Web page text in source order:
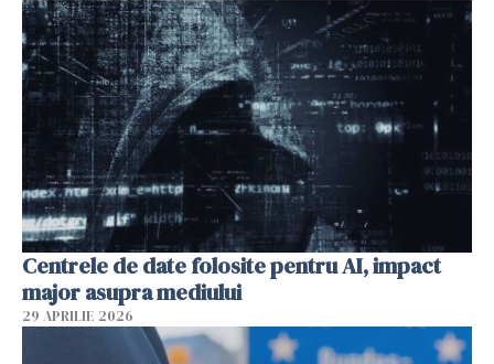
Centrele de date folosite pentru AI, impact
major asupra mediului
29 APRILIE 2026